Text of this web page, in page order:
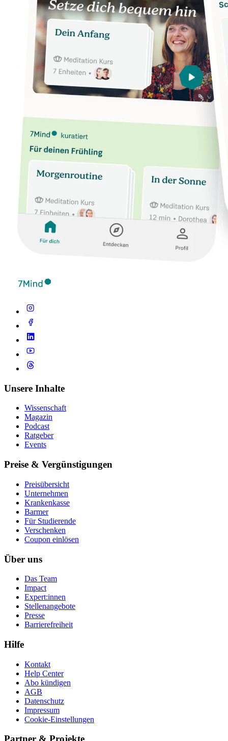
Unsere Inhalte
Wissenschaft
Magazin
Podcast
Ratgeber
Events
Preise & Vergünstigungen
Preisübersicht
Unternehmen
Krankenkasse
Barmer
Für Studierende
Ver­schen­ken
Coupon einlösen
Über uns
Das Team
Impact
Expert:innen
Stellenangebote
Presse
Barrierefreiheit
Hilfe
Kontakt
Help Center
Abo kündigen
AGB
Datenschutz
Impressum
Cookie-Einstellungen